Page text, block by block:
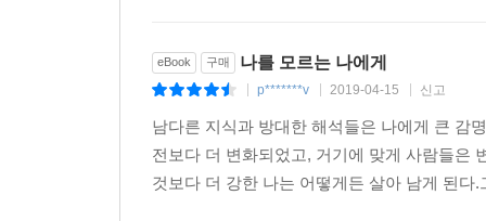
eBook 구매 나를 모르는 나에게
p*******v 2019-04-15 신고
남다른 지식과 방대한 해석들은 나에게 큰 감
전보다 더 변화되었고, 거기에 맞게 사람들은
것보다 더 강한 나는 어떻게든 살아 남게 된